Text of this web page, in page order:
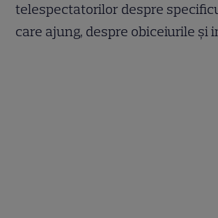
telespectatorilor despre
care ajung, despre obiceiurile și